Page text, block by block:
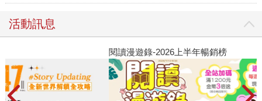
活動訊息
閱讀漫遊錄-2026上半年暢銷榜